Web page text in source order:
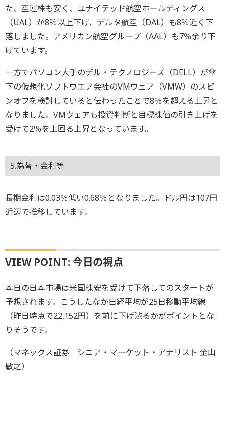
た、空運株も安く、ユナイテッド航空ホールディングス
（UAL）が8％以上下げ、デルタ航空（DAL）も8％近く下
落しました。アメリカン航空グループ（AAL）も7％余り下
げています。
一方でパソコン大手のデル・テクノロジーズ（DELL）が傘
下の仮想化ソフトウエア会社のVMウェア（VMW）のスピ
ンオフを検討していると伝わったことで8％を超える上昇と
なりました。VMウェアも投資判断と目標株価の引き上げを
受けて2％を上回る上昇となっています。
5.為替・金利等
長期金利は0.03％低い0.68％となりました。ドル円は107円
近辺で推移しています。
VIEW POINT: 今日の視点
本日の日本市場は米国株安を受けて下落してのスタートが
予想されます。こうしたなか日経平均が25日移動平均線
（昨日時点で22,152円）を前に下げ渋るかがポイントとな
りそうです。
（マネックス証券 シニア・マーケット・アナリスト 金山
敏之）